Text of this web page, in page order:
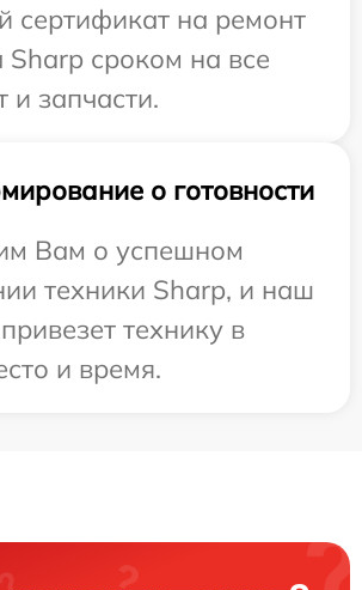
сертификат на ремонт
Sharp сроком на все
и запчасти.
о готовности
Вам о успешном
техники Sharp, и наш
технику в
и время.